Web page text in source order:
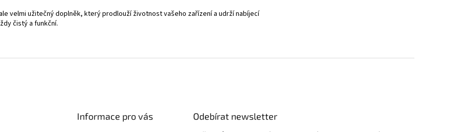
velmi užitečný doplněk, který prodlouží životnost vašeho zařízení a udrží nabíjecí
čistý a funkční.
Informace pro vás Odebírat newsletter